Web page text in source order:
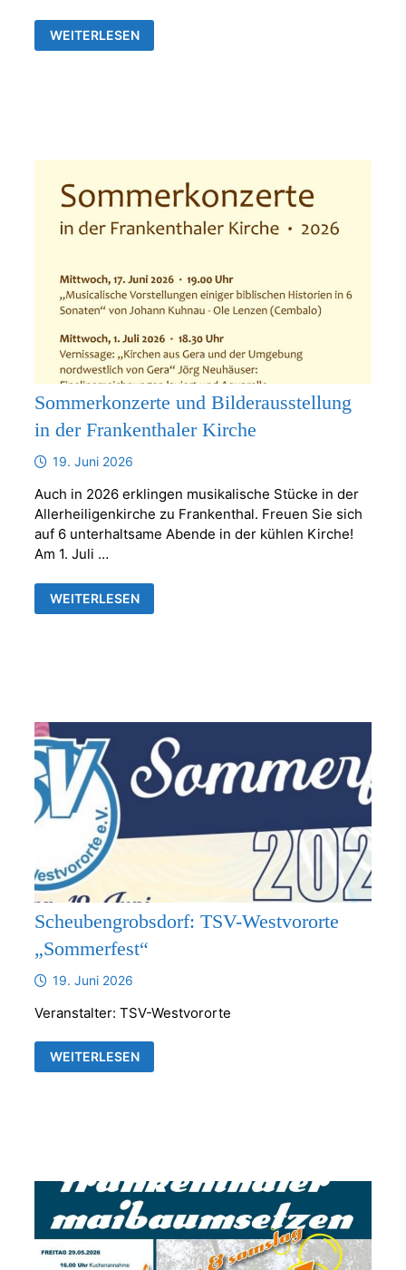
AUSSTELLUNG
VON
WEITERLESEN
Sommerkonzerte und Bilderausstellung
in der Frankenthaler Kirche
19. Juni 2026
Auch in 2026 erklingen musikalische Stücke in der
Allerheiligenkirche zu Frankenthal. Freuen Sie sich
auf 6 unterhaltsame Abende in der kühlen Kirche!
Am 1. Juli …
SOMMERKONZERTE
UND
BILDERAUSSTELLUNG
WEITERLESEN
Scheubengrobsdorf: TSV-Westvororte
„Sommerfest“
19. Juni 2026
Veranstalter: TSV-Westvororte
SCHEUBENGROBSDORF:
TSV-
WEITERLESEN